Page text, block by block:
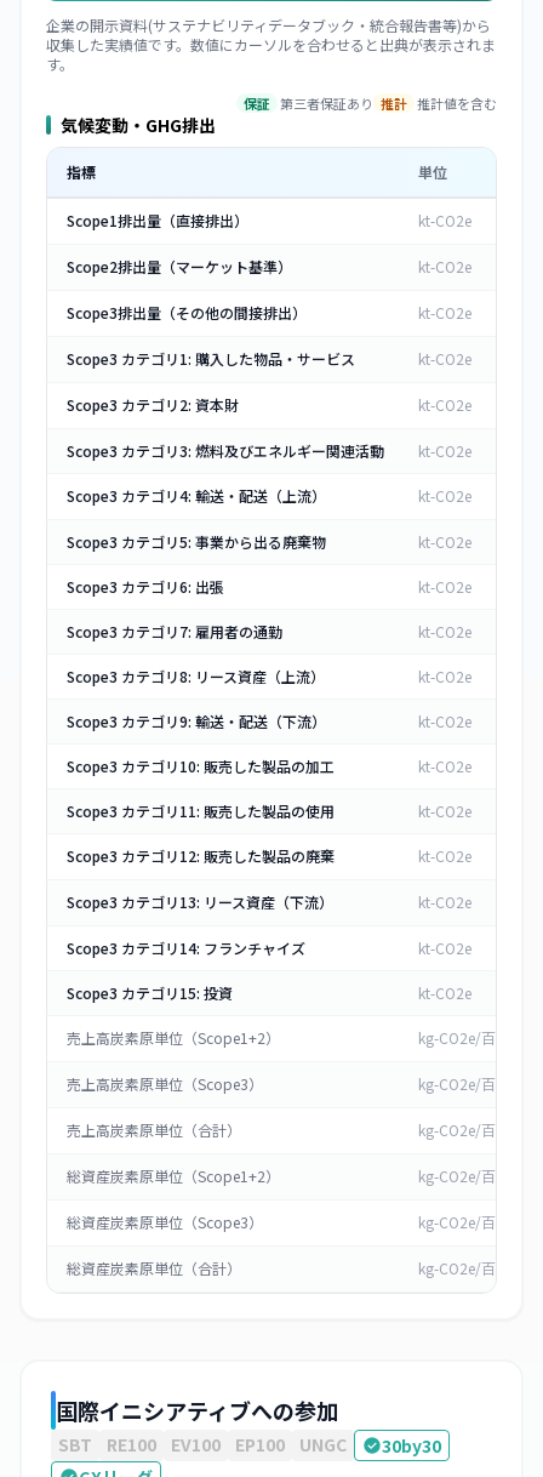
企業の開示資料(サステナビリティデータブック・統合報告書等)から
収集した実績値です。数値にカーソルを合わせると出典が表示されま
す。
保証 第三者保証あり 推計 推計値を含む
気候変動・GHG排出
指標 単位
Scope1排出量（直接排出） kt-CO2e
Scope2排出量（マーケット基準） kt-CO2e
Scope3排出量（その他の間接排出） kt-CO2e
Scope3 カテゴリ1: 購入した物品・サービス kt-CO2e
Scope3 カテゴリ2: 資本財 kt-CO2e
Scope3 カテゴリ3: 燃料及びエネルギー関連活動 kt-CO2e
Scope3 カテゴリ4: 輸送・配送（上流） kt-CO2e
Scope3 カテゴリ5: 事業から出る廃棄物 kt-CO2e
Scope3 カテゴリ6: 出張 kt-CO2e
Scope3 カテゴリ7: 雇用者の通勤 kt-CO2e
Scope3 カテゴリ8: リース資産（上流） kt-CO2e
Scope3 カテゴリ9: 輸送・配送（下流） kt-CO2e
Scope3 カテゴリ10: 販売した製品の加工 kt-CO2e
Scope3 カテゴリ11: 販売した製品の使用 kt-CO2e
Scope3 カテゴリ12: 販売した製品の廃棄 kt-CO2e
Scope3 カテゴリ13: リース資産（下流） kt-CO2e
Scope3 カテゴリ14: フランチャイズ kt-CO2e
Scope3 カテゴリ15: 投資 kt-CO2e
売上高炭素原単位（Scope1+2） kg-CO2e/百万円
売上高炭素原単位（Scope3） kg-CO2e/百万円
売上高炭素原単位（合計） kg-CO2e/百万円
総資産炭素原単位（Scope1+2） kg-CO2e/百万円
総資産炭素原単位（Scope3） kg-CO2e/百万円
総資産炭素原単位（合計） kg-CO2e/百万円
国際イニシアティブへの参加
SBT RE100 EV100 EP100 UNGC
30by30